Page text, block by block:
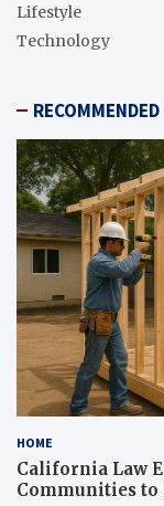
Lifestyle
Technology
RECOMMENDED
HOME
California Law
Communities